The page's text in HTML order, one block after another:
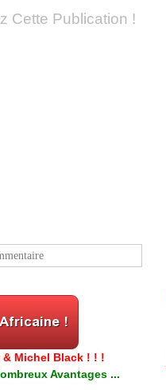
Cette Publication !
Michel Black ! ! !
Avantages ...